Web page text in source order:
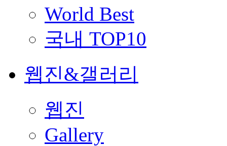
World Best
국내 TOP10
웹진&갤러리
웹진
Gallery